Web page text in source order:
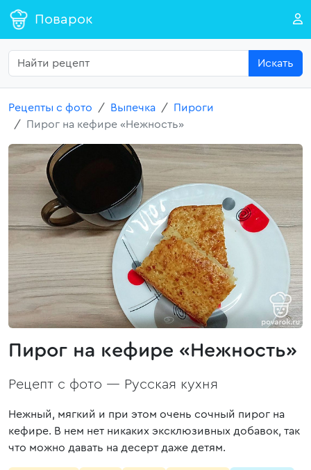
Поварок
Искать
Рецепты с фото Выпечка
Пироги
Пирог на кефире «Нежность»
Пирог на кефире «Нежность»
Рецепт с фото — Русская кухня
Нежный, мягкий и при этом очень сочный пирог на
кефире. В нем нет никаких эксклюзивных добавок, так
что можно давать на десерт даже детям.